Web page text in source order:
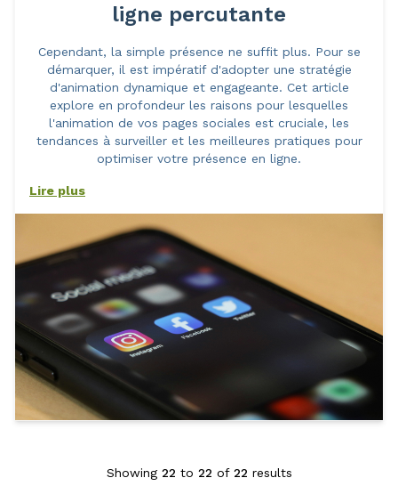
ligne percutante
Cependant, la simple présence ne suffit plus. Pour se
démarquer, il est impératif d'adopter une stratégie
d'animation dynamique et engageante. Cet article
explore en profondeur les raisons pour lesquelles
l'animation de vos pages sociales est cruciale, les
tendances à surveiller et les meilleures pratiques pour
optimiser votre présence en ligne.
Lire plus
Showing 22 to 22 of 22 results